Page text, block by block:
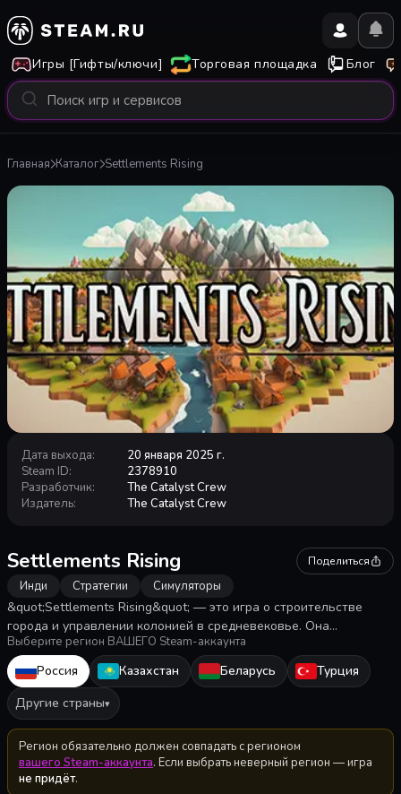
Игры [Гифты/ключи] Торговая площадка Блог
Главная Каталог Settlements Rising
Дата выхода:
20 января 2025 г.
Steam ID:
2378910
Разработчик:
The Catalyst Crew
Издатель: The Catalyst Crew
Settlements Rising Поделиться
Инди Стратегии Симуляторы
&quot;Settlements Rising&quot; — это игра о строительстве
города и управлении колонией в средневековье. Она
предлагает живую колонию с симулированными жителями,
множеством профессий, ресурсов, природными катастрофами и
набегами, давая полный контроль через торговлю,
производственные цепочки и данные.
Выберите регион ВАШЕГО Steam-аккаунта
Россия Казахстан Беларусь
Турция
Другие страны▾
Регион обязательно должен совпадать с регионом
вашего Steam-аккаунта. Если выбрать неверный регион — игра
не придёт.